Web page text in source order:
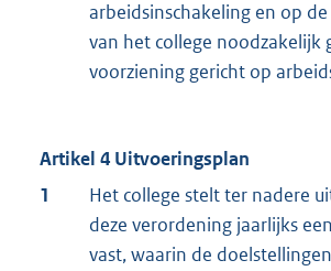
arbeidsinschakeling en op
van het college noodzakelijk
voorziening gericht op
Artikel 4 Uitvoeringsplan
1
Het college stelt ter nadere
deze verordening jaarlijks
vast, waarin de